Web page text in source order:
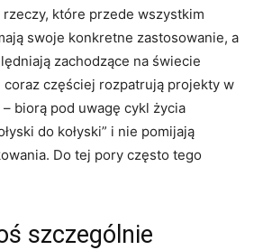
które przede wszystkim
swoje konkretne zastosowanie, a
zachodzące na świecie
coraz częściej rozpatrują projekty w
biorą pod uwagę cykl życia
do kołyski” i nie pomijają
Do tej pory często tego
szczególnie